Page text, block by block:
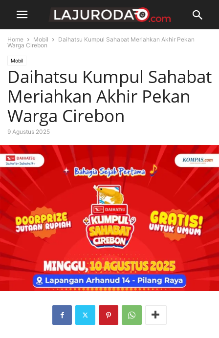
Home Mobil
Daihatsu Kumpul Sahabat Meriahkan Akhir Pekan
Warga Cirebon
Mobil
Daihatsu Kumpul Sahabat
Meriahkan Akhir Pekan
Warga Cirebon
9 Agustus 2025